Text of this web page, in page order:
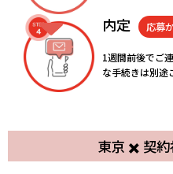
内定 応募
1週間前後でご
な手続きは別途
東京 ✖️ 契約
東陽町
家電アフターサービススタッフ
契約社員
バイヤーのサポート事務